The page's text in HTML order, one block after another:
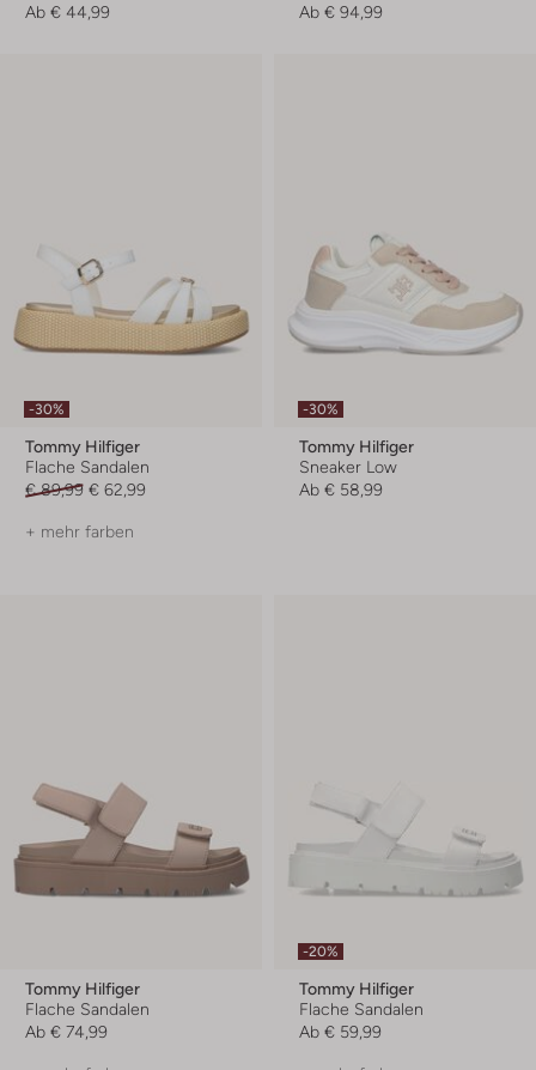
Ab € 44,99
Ab € 94,99
-30%
Tommy Hilfiger
Flache Sandalen
€ 89,99 € 62,99
+ mehr farben
-30%
Tommy Hilfiger
Sneaker Low
Ab € 58,99
Tommy Hilfiger
Flache Sandalen
Ab € 74,99
-20%
Tommy Hilfiger
Flache Sandalen
Ab € 59,99